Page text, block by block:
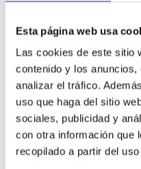
Esta página web usa
Las cookies de este sitio
contenido y los
analizar el tráfico.
uso que haga del sitio
sociales, publicidad y
con otra información que
recopilado a partir del
Destacados
Firmas Joyería
Joyas
Anillos
Anillos de
Broches
Colgantes
Collares
Gemelos